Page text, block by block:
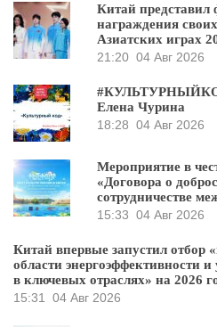
Китай представил
награждения
Азиатских играх
21:20 04 Авг 2026
Елена Чурина
18:28 04 Авг 2026
Мероприятие в
«Договора о
сотрудничестве
15:33 04 Авг 2026
Китай впервые запустил отбор
области энергоэффективности
в ключевых отраслях» на 2026
15:31
04 Авг 2026